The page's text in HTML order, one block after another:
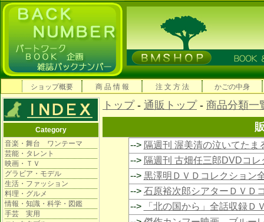
ショップ概要 商 品 情 報 注 文 方 法 かごの中身
Category
音楽・舞台 ワンテーマ
芸能・タレント
映画・ＴＶ
グラビア・モデル
生活・ファッション
料理・グルメ
情報・知識・科学・図鑑
手芸 実用
トップ- 通販トップ- 商品分類一
--> 隔週刊 渥美清の泣いてたま
--> 隔週刊 古畑任三郎DVDコレ
--> 黒澤明ＤＶＤコレクション
--> 石原裕次郎シアターＤＶＤ
-->
「北の国から」全話収録Ｄ